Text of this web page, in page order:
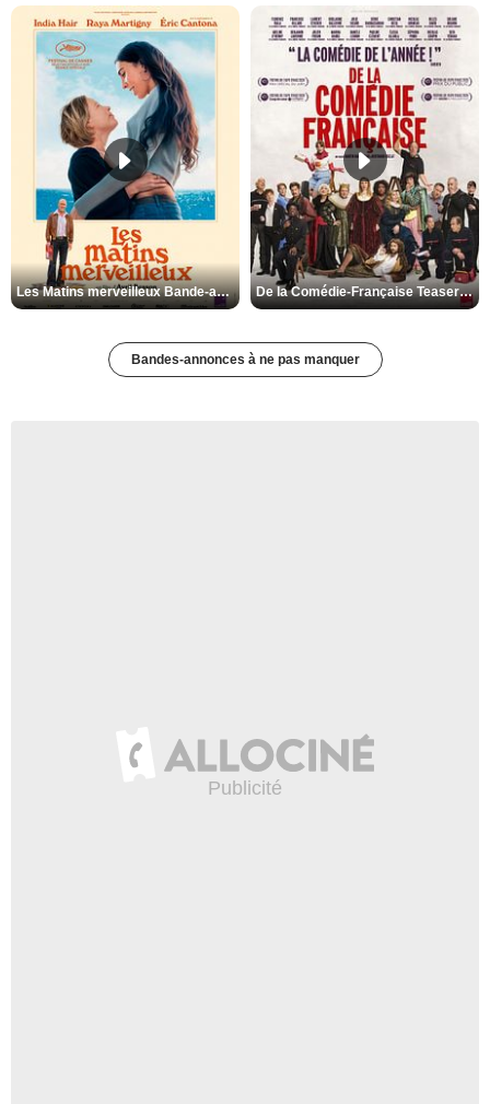
Les Matins merveilleux Bande-annonce VF De la Comédie-Française Teaser VF
Bandes-annonces à ne pas manquer